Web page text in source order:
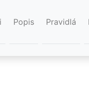
Popis Pravidlá